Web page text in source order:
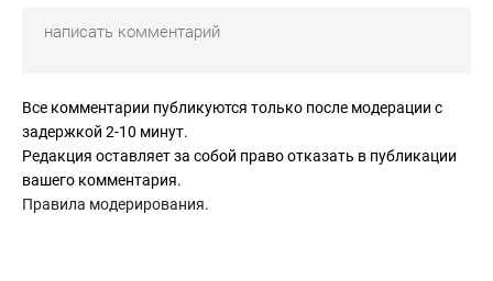
Все комментарии публикуются только после модерации с
задержкой 2-10 минут.
Редакция оставляет за собой право отказать в публикации
вашего комментария.
Правила модерирования.